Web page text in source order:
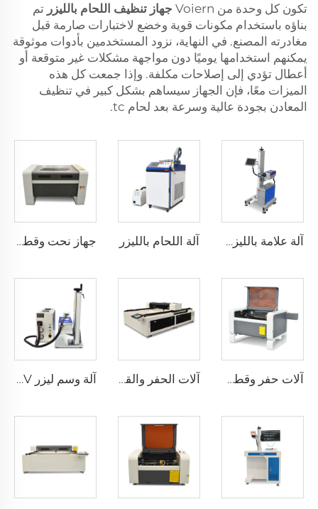
تكون كل وحدة من Voiern
جهاز تنظيف اللحام بالليزر تم
بناؤه باستخدام مكونات قوية وخضع لاختبارات صارمة قبل
مغادرته المصنع. في النهاية، نزود المستخدمين بأدوات موثوقة
يمكنهم استخدامها يوميًا دون مواجهة مشكلات غير متوقعة أو
أعطال تؤدي إلى إصلاحات مكلفة. وإذا جمعت كل هذه
الميزات معًا، فإن الجهاز سيساهم بشكل كبير في تنظيف
المعادن بجودة عالية وسرعة بعد لحام tc.
آلة علامة بالليزر الطائرة آلة اللحام بالليزر جهاز نحت وقطع بالليزر 9060
آلات حفر وقطع بالليزر 7050 آلات الحفر والقطع بالليزر 1325 آلة وسم ليزر UV